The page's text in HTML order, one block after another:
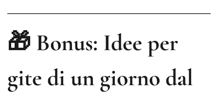
🎁 Bonus: Idee per
gite di un giorno dal